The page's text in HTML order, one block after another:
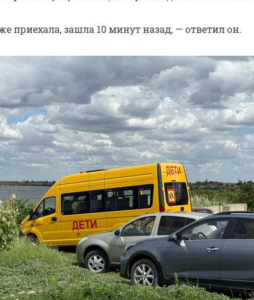
приехала, зашла 10 минут назад, — ответил он.